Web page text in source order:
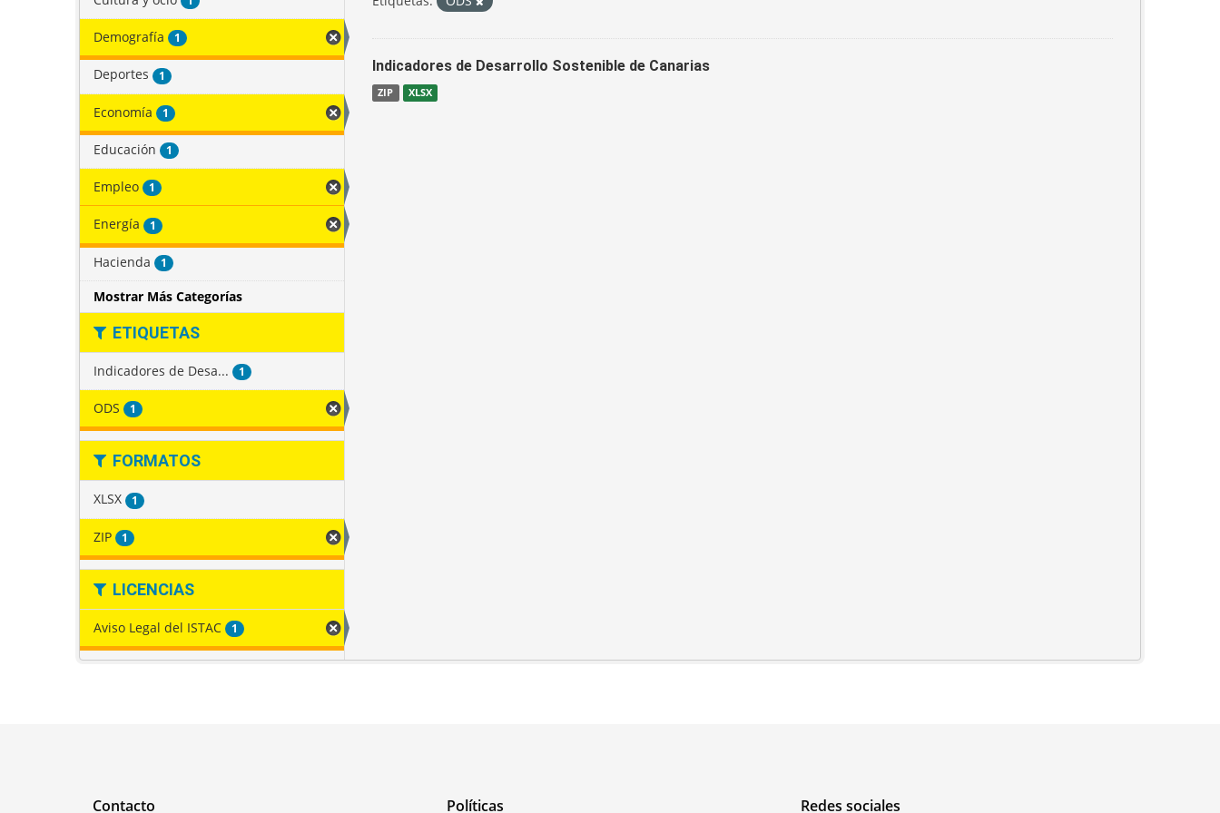
Demografía 1
Deportes 1
Economía 1
Educación 1
Empleo 1
Energía 1
Hacienda 1
Mostrar Más Categorías
ETIQUETAS
Indicadores de Desa... 1
ODS 1
FORMATOS
XLSX 1
ZIP 1
LICENCIAS
Aviso Legal del ISTAC 1
Indicadores de Desarrollo Sostenible de Canarias
ZIP XLSX
Contacto Políticas Redes sociales